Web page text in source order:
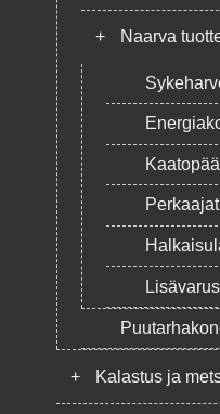
+ Naarva
Perkaajat
+ Kalastus ja